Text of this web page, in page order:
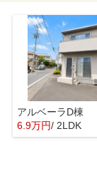
アルベーラD棟
6.9万円/ 2LDK